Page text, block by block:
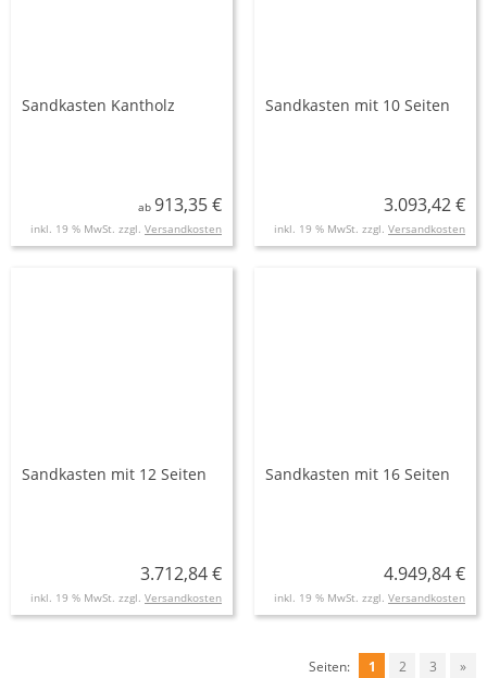
Sandkasten Kantholz
ab 913,35 €
inkl. 19 % MwSt. zzgl. Versandkosten
Sandkasten mit 10 Seiten
3.093,42 €
inkl. 19 % MwSt. zzgl. Versandkosten
Sandkasten mit 12 Seiten
3.712,84 €
inkl. 19 % MwSt. zzgl. Versandkosten
Sandkasten mit 16 Seiten
4.949,84 €
inkl. 19 % MwSt. zzgl. Versandkosten
Seiten: 1 2 3 »